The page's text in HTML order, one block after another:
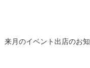
来月のイベント出店のお